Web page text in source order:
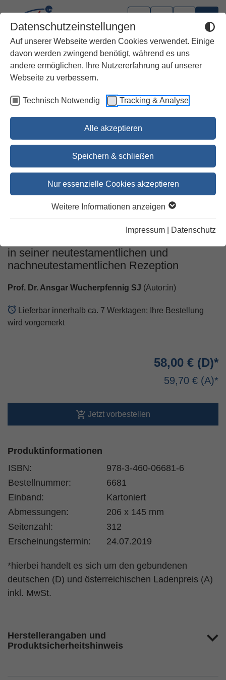
Datenschutzeinstellungen
Auf unserer Webseite werden Cookies verwendet. Einige
davon werden zwingend benötigt, während es uns
andere ermöglichen, Ihre Nutzererfahrung auf unserer
Webseite zu verbessern.
Technisch Notwendig Tracking & Analyse
Alle akzeptieren
Speichern & schließen
Nur essenzielle Cookies akzeptieren
Weitere Informationen anzeigen
Impressum Datenschutz
Im Anfang waren
in seiner neutestamentlichen und
nachneutestamentlichen Rezeption
Prof. Dr. Ansgar Wucherpfennig SJ (Autor:in)
Lieferbar innerhalb ca. 7 Werktagen; Ihre Bestellung
wird vorgemerkt
58,00 €
59,70 €
Jetzt vorbestellen
Produktinformationen
ISBN:
978-3-460-06681-6
Bestellnummer:
6681
Einband:
Kartoniert
Abmessungen:
206 x 145 mm
Seitenzahl:
312
Erscheinungstermin:
24.07.2019
*hierbei handelt es sich um den gebundenen
deutschen (D) und österreichischen Ladenpreis (A)
inkl. MwSt.
Herstellerangaben und
Produktsicherheitshinweis